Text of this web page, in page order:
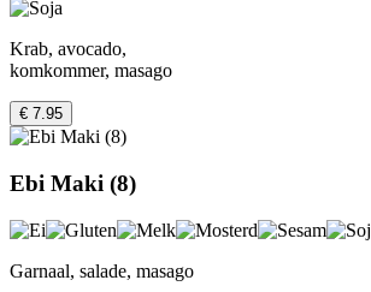
Krab, avocado,
komkommer, masago
€ 7.95
Ebi Maki (8)
Garnaal, salade, masago